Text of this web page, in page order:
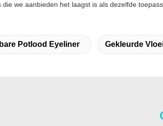
we aanbieden het laagst is als dezelfde
Potlood Eyeliner Gekleurde